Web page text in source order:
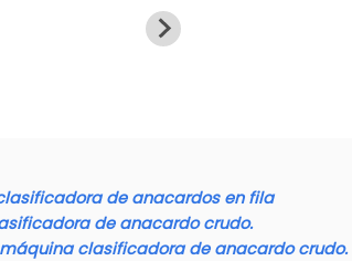
de anacardos en fila
de anacardo crudo.
clasificadora de anacardo crudo.